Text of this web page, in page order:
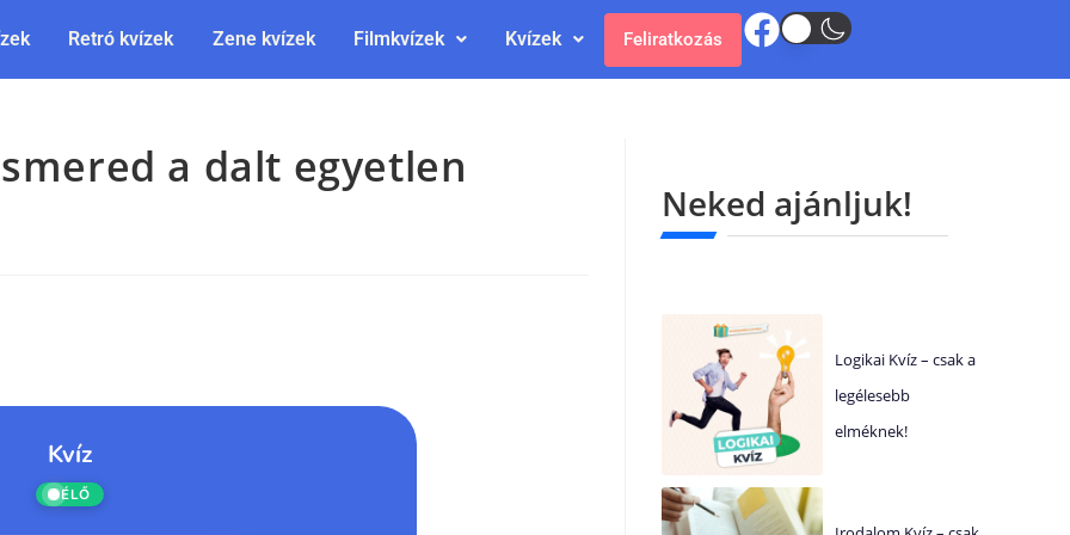
Retró kvízek Zene kvízek Filmkvízek Kvízek Feliratkozás
a dalt egyetlen
Neked ajánljuk!
Logikai Kvíz – csak a
legélesebb
elméknek!